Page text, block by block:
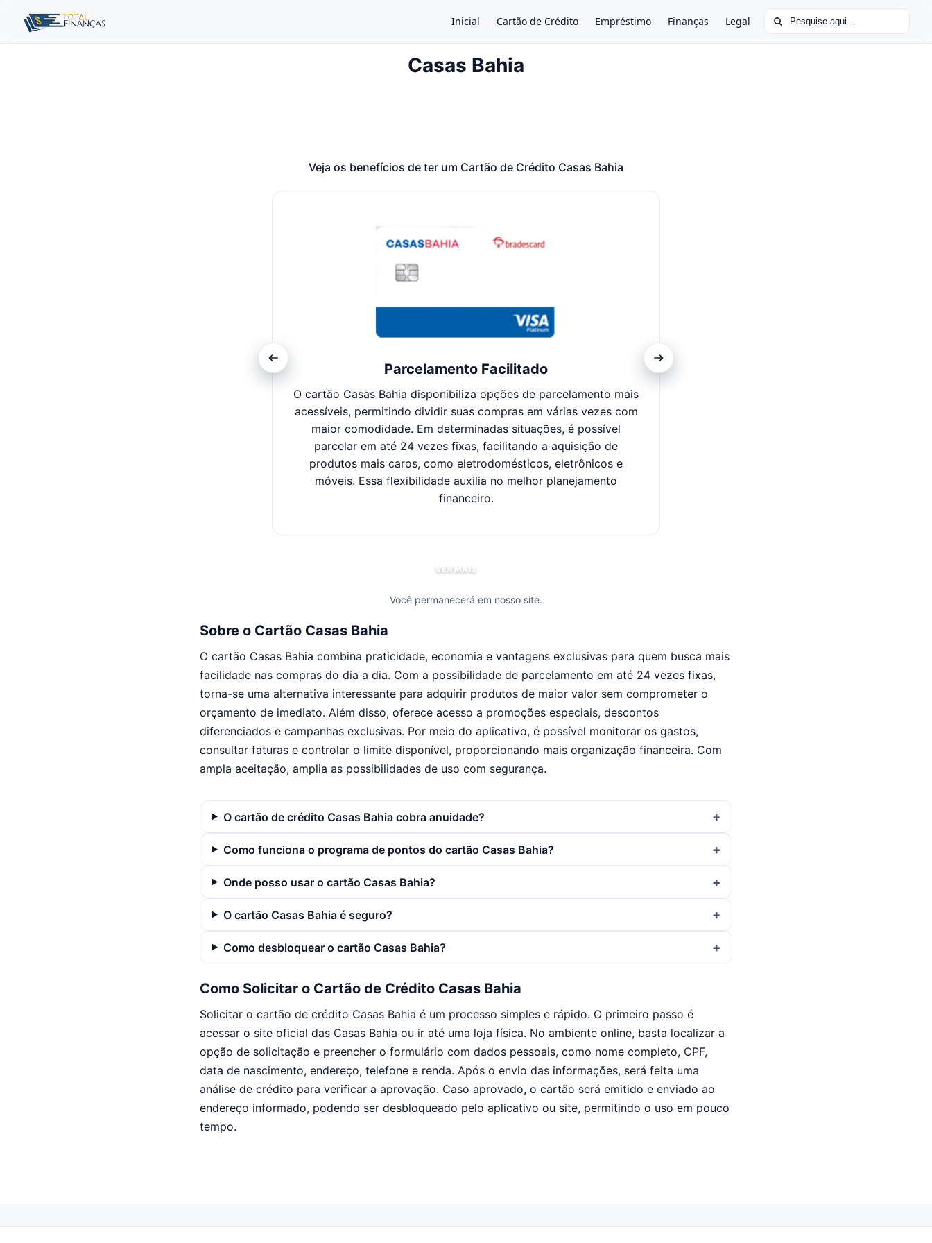
Inicial Cartão de Crédito Empréstimo Finanças Legal Buscar por:
Casas Bahia
Veja os benefícios de ter um Cartão de Crédito Casas Bahia
Parcelamento Facilitado
O cartão Casas Bahia disponibiliza opções de parcelamento mais
acessíveis, permitindo dividir suas compras em várias vezes com
maior comodidade. Em determinadas situações, é possível
parcelar em até 24 vezes fixas, facilitando a aquisição de
produtos mais caros, como eletrodomésticos, eletrônicos e
móveis. Essa flexibilidade auxilia no melhor planejamento
financeiro.
VER MAIS
Você permanecerá em nosso site.
Sobre o Cartão Casas Bahia
O cartão Casas Bahia combina praticidade, economia e vantagens exclusivas para quem busca mais
facilidade nas compras do dia a dia. Com a possibilidade de parcelamento em até 24 vezes fixas,
torna-se uma alternativa interessante para adquirir produtos de maior valor sem comprometer o
orçamento de imediato. Além disso, oferece acesso a promoções especiais, descontos
diferenciados e campanhas exclusivas. Por meio do aplicativo, é possível monitorar os gastos,
consultar faturas e controlar o limite disponível, proporcionando mais organização financeira. Com
ampla aceitação, amplia as possibilidades de uso com segurança.
O cartão de crédito Casas Bahia cobra anuidade?
Como funciona o programa de pontos do cartão Casas Bahia?
Onde posso usar o cartão Casas Bahia?
O cartão Casas Bahia é seguro?
Como desbloquear o cartão Casas Bahia?
Como Solicitar o Cartão de Crédito Casas Bahia
Solicitar o cartão de crédito Casas Bahia é um processo simples e rápido. O primeiro passo é
acessar o site oficial das Casas Bahia ou ir até uma loja física. No ambiente online, basta localizar a
opção de solicitação e preencher o formulário com dados pessoais, como nome completo, CPF,
data de nascimento, endereço, telefone e renda. Após o envio das informações, será feita uma
análise de crédito para verificar a aprovação. Caso aprovado, o cartão será emitido e enviado ao
endereço informado, podendo ser desbloqueado pelo aplicativo ou site, permitindo o uso em pouco
tempo.